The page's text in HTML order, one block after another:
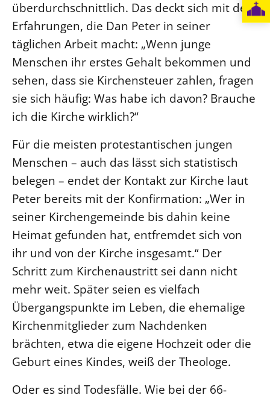
überdurchschnittlich. Das deckt sich mit den
Erfahrungen, die Dan Peter in seiner
täglichen Arbeit macht: „Wenn junge
Menschen ihr erstes Gehalt bekommen und
sehen, dass sie Kirchensteuer zahlen, fragen
sie sich häufig: Was habe ich davon? Brauche
ich die Kirche wirklich?“
Für die meisten protestantischen jungen
Menschen – auch das lässt sich statistisch
belegen – endet der Kontakt zur Kirche laut
Peter bereits mit der Konfirmation: „Wer in
seiner Kirchengemeinde bis dahin keine
Heimat gefunden hat, entfremdet sich von
ihr und von der Kirche insgesamt.“ Der
Schritt zum Kirchenaustritt sei dann nicht
mehr weit. Später seien es vielfach
Übergangspunkte im Leben, die ehemalige
Kirchenmitglieder zum Nachdenken
brächten, etwa die eigene Hochzeit oder die
Geburt eines Kindes, weiß der Theologe.
Oder es sind Todesfälle. Wie bei der 66-